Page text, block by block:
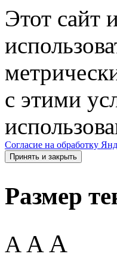
Этот сайт
с этими
Согласие на обработку
Принять и закрыть
Размер
A AA